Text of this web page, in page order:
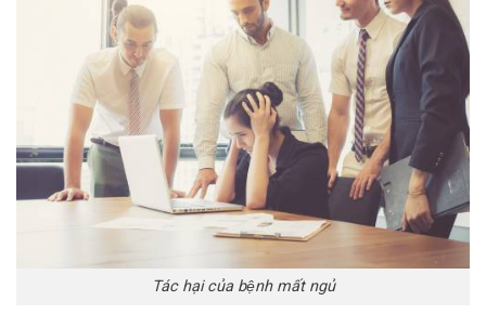
Tác hại của bệnh mất ngủ